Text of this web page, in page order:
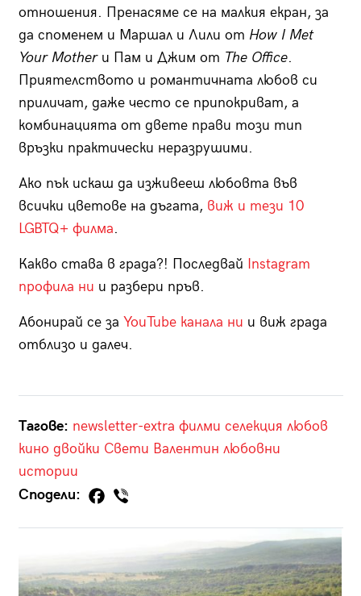
отношения. Пренасяме се на малкия екран, за
да споменем и Маршал и Лили от How I Met
Your Motherи Пам и Джим от The Office.
Приятелството и романтичната любов си
приличат, даже често се припокриват, а
комбинацията от двете прави този тип
връзки практически неразрушими.
Ако пък искаш да изживееш любовта във
всички цветове на дъгата, виж и тези 10
LGBTQ+ филма.
Какво става в града?! Последвай Instagram
профила ни и разбери пръв.
Абонирай се за YouTube канала ни и виж града
отблизо и далеч.
Тагове: newsletter-extra филми селекция любов
кино двойки Свети Валентин любовни
истории
Сподели: